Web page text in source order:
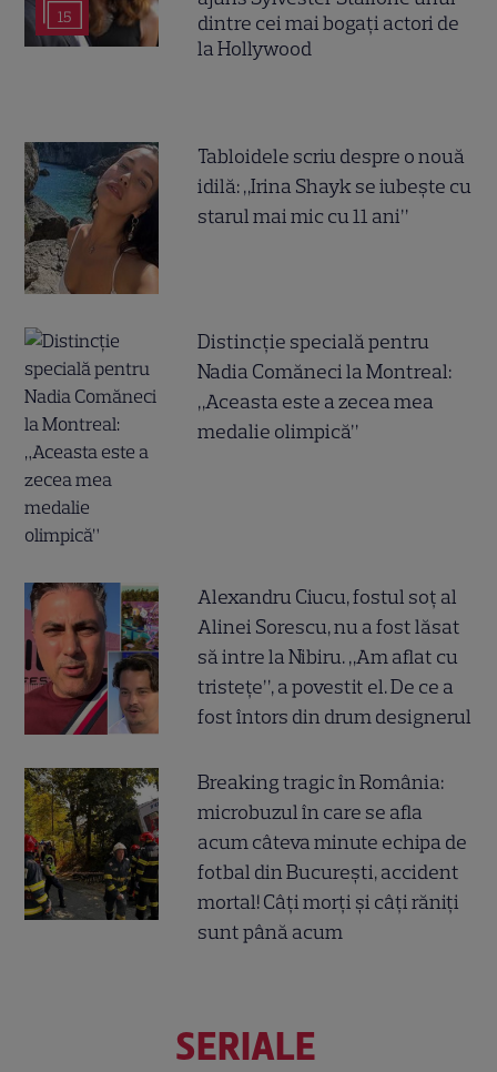
15
dintre cei mai bogați actori de
la Hollywood
Tabloidele scriu despre o nouă
idilă: „Irina Shayk se iubește cu
starul mai mic cu 11 ani”
Distincție specială pentru
Nadia Comăneci la Montreal:
„Aceasta este a zecea mea
medalie olimpică”
Alexandru Ciucu, fostul soț al
Alinei Sorescu, nu a fost lăsat
să intre la Nibiru. „Am aflat cu
tristețe”, a povestit el. De ce a
fost întors din drum designerul
Breaking tragic în România:
microbuzul în care se afla
acum câteva minute echipa de
fotbal din București, accident
mortal! Câți morți și câți răniți
sunt până acum
SERIALE